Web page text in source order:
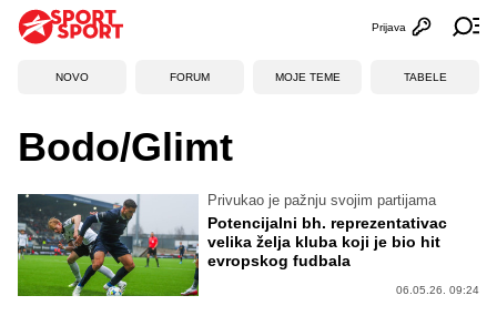
Otvori
Prijava
NOVO FORUM MOJE TEME TABELE
Bodo/Glimt
Privukao je pažnju svojim partijama
Potencijalni bh. reprezentativac
velika želja kluba koji je bio hit
evropskog fudbala
06.05.26. 09:24